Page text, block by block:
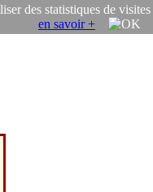
des statistiques de visites
en savoir +